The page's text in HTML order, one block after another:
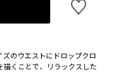
のウエストにドロップクロ
くことで、リラックスした